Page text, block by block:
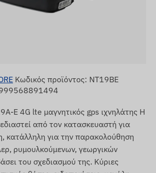
Κωδικός προϊόντος: NT19BE
E 4G lte μαγνητικός gps ιχνηλάτης Η
από τον κατασκευαστή για
κατάλληλη για την παρακολούθηση
ρυμουλκούμενων, γεωργικών
του σχεδιασμού της. Κύριες